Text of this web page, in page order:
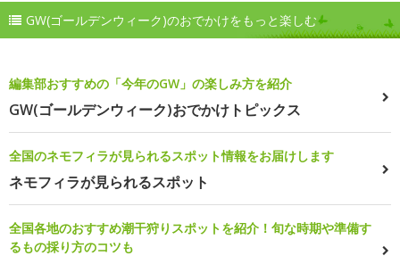
GW(ゴールデンウィーク)のおでかけをもっと楽しむ
編集部おすすめの「今年のGW」の楽しみ方を紹介
GW(ゴールデンウィーク)おでかけトピックス
全国のネモフィラが見られるスポット情報をお届けします
ネモフィラが見られるスポット
全国各地のおすすめ潮干狩りスポットを紹介！旬な時期や準備す
るもの採り方のコツも